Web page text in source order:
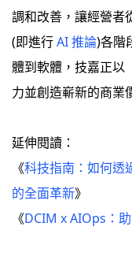
調和改善，讓經營者
(即進行AI 推論)各階
體到軟體，技嘉正以
力並創造嶄新的商業
延伸閱讀：
《科技指南：如何透
的全面革新》
《DCIM x AIOps：